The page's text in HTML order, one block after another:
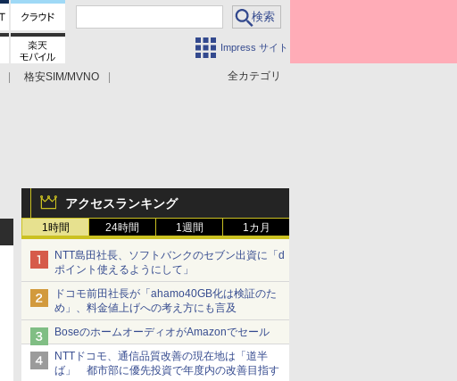
Impress サイト
全カテゴリ
格安SIM/MVNO
アクセスランキング
1時間 24時間 1週間 1カ月
NTT島田社長、ソフトバンクのセブン出資に「d
ポイント使えるようにして」
ドコモ前田社長が「ahamo40GB化は検証のた
め」、料金値上げへの考え方にも言及
BoseのホームオーディオがAmazonでセール
NTTドコモ、通信品質改善の現在地は「道半
ば」 都市部に優先投資で年度内の改善目指す